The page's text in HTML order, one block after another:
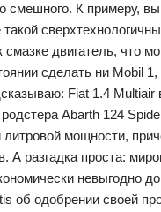
смешного. К примеру,
смазке двигатель, что
сделать ни Mobil
Fiat 1.4 Multiair
Abarth 124
литровой мощности,
А разгадка проста:
невыгодно
об одобрении своей